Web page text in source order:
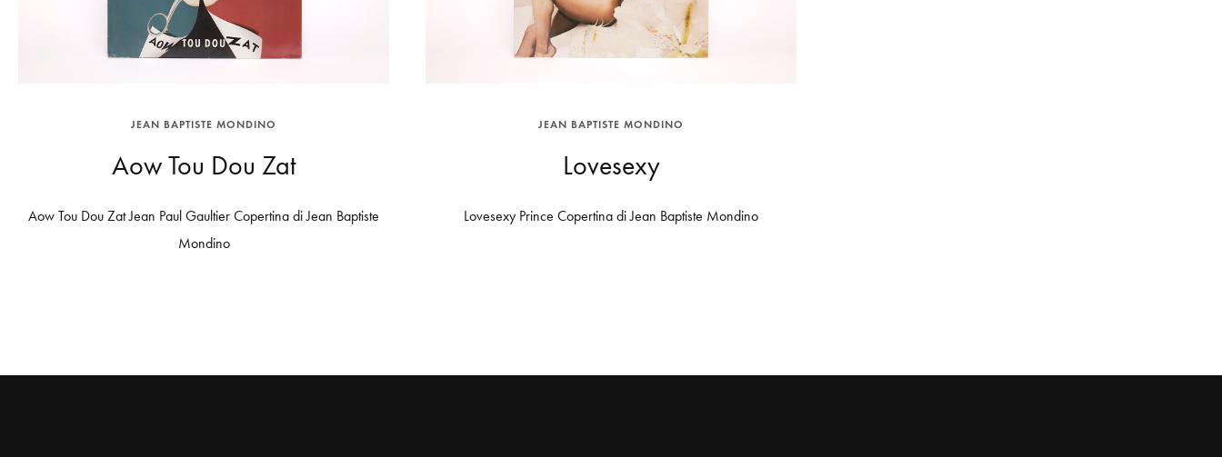
JEAN BAPTISTE MONDINO
Aow Tou Dou Zat
Aow Tou Dou Zat Jean Paul Gaultier Copertina di Jean Baptiste
Mondino
JEAN BAPTISTE MONDINO
Lovesexy
Lovesexy Prince Copertina di Jean Baptiste Mondino